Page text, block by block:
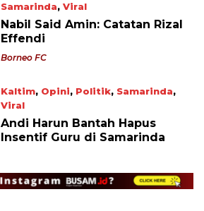
Samarinda, Viral
November 8, 2022
Nabil Said Amin: Catatan Rizal
Effendi
Borneo FC
Kaltim, Opini, Politik, Samarinda,
Viral
October 3, 2022
Andi Harun Bantah Hapus
Insentif Guru di Samarinda